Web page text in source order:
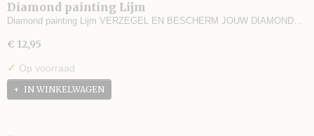
Diamond painting Lijm
Diamond painting Lijm VERZEGEL EN BESCHERM JOUW DIAMOND…
€ 12,95
✓ Op voorraad
IN WINKELWAGEN